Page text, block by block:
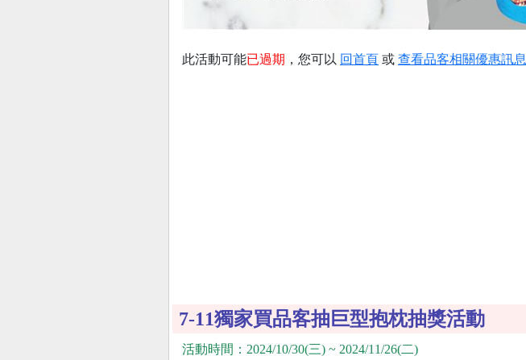
此活動可能已過期 ，您可以 回首頁 或 查看品客相關優惠訊息
7-11獨家買品客抽巨型抱枕抽獎活動
活動時間：2024/10/30(三) ~ 2024/11/26(二)